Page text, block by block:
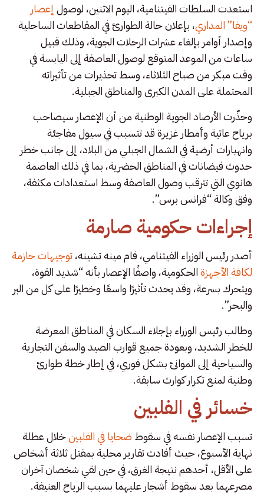
استعدت السلطات الفيتنامية، اليوم الاثنين، لوصول إعصار
“ويفا” المداري، بإعلان حالة الطوارئ في المقاطعات الساحلية
وإصدار أوامر بإلغاء عشرات الرحلات الجوية، وذلك قبيل
ساعات من الموعد المتوقع لوصول العاصفة إلى اليابسة في
وقت مبكر من صباح الثلاثاء، وسط تحذيرات من تأثيراته
المحتملة على المدن الكبرى والمناطق الجبلية.
وحذّرت الأرصاد الجوية الوطنية من أن الإعصار سيصاحب
برياح عاتية وأمطار غزيرة قد تتسبب في سيول مفاجئة
وانهيارات أرضية في الشمال الجبلي من البلاد، إلى جانب خطر
حدوث فيضانات في المناطق الحضرية، بما في ذلك العاصمة
هانوي التي تترقب وصول العاصفة وسط استعدادات مكثفة،
وفق وكالة “فرانس برس”.
إجراءات حكومية صارمة
أصدر رئيس الوزراء الفيتنامي، فام مينه تشينه،توجيهات حازمة
لكافة الأجهزةالحكومية، واصفًا الإعصار بأنه “شديد القوة،
ويتحرك بسرعة، وقد يحدث تأثيرًا واسعًا وخطيرًا على كل من البر
والبحر”.
وطالب رئيس الوزراء بإجلاء السكان في المناطق المعرضة
للخطر الشديد، وبعودة جميع قوارب الصيد والسفن التجارية
والسياحية إلى الموانئ بشكل فوري، في إطار خطة طوارئ
وطنية لمنع تكرار كوارث سابقة.
خسائر في الفلبين
تسبب الإعصار نفسه في سقوط ضحايا في الفلبينخلال عطلة
نهاية الأسبوع، حيث أفادت تقارير محلية بمقتل ثلاثة أشخاص
على الأقل، أحدهم نتيجة الغرق، في حين لقي شخصان آخران
مصرعهما بعد سقوط أشجار عليهما بسبب الرياح العنيفة.